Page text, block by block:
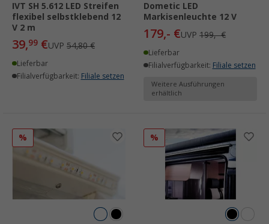
IVT SH 5.612 LED Streifen
flexibel selbstklebend 12
V 2 m
39,99 €UVP 54,80 €
Lieferbar
Filialverfügbarkeit: Filiale setzen
Dometic LED
Markisenleuchte 12 V
179,- €UVP 199,- €
Lieferbar
Filialverfügbarkeit: Filiale setzen
Weitere Ausführungen
erhältlich
% %